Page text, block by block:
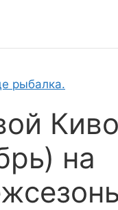
рыбалка.
на